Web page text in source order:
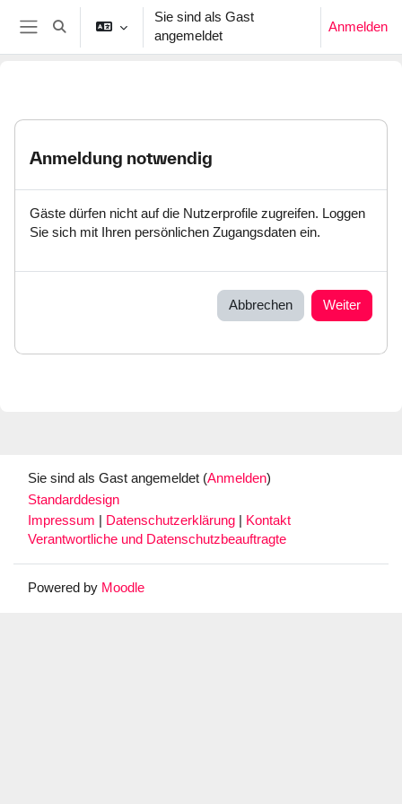
Zum Hauptinhalt
Website-Übersicht
Sucheingabe umschalten
Sie sind als Gast
angemeldet
Anmelden
Anmeldung notwendig
Gäste dürfen nicht auf die Nutzerprofile zugreifen. Loggen
Sie sich mit Ihren persönlichen Zugangsdaten ein.
Abbrechen Weiter
Sie sind als Gast angemeldet (Anmelden)
Standarddesign
Impressum
Datenschutzerklärung
Kontakt
Verantwortliche und Datenschutzbeauftragte
Powered by Moodle